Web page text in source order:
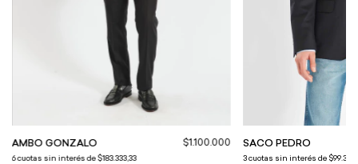
AMBO GONZALO $1.100.000
6cuotas sin interés de$183.333,33
SACO PEDRO
3 cuotas sin interés de